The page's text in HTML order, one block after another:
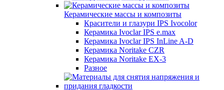
Керамические массы и композиты
Красители и глазури IPS Ivocolor
Керамика Ivoclar IPS e.max
Керамика Ivoclar IPS InLine A-D
Керамика Noritake CZR
Керамика Noritake EX-3
Разное